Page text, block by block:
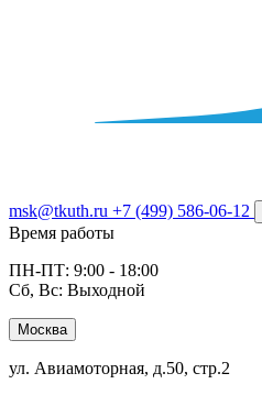
msk@tkuth.ru +7 (499) 586-06-12
Время работы
ПН-ПТ: 9:00 - 18:00
Сб, Вс: Выходной
Москва
ул. Авиамоторная, д.50, стр.2